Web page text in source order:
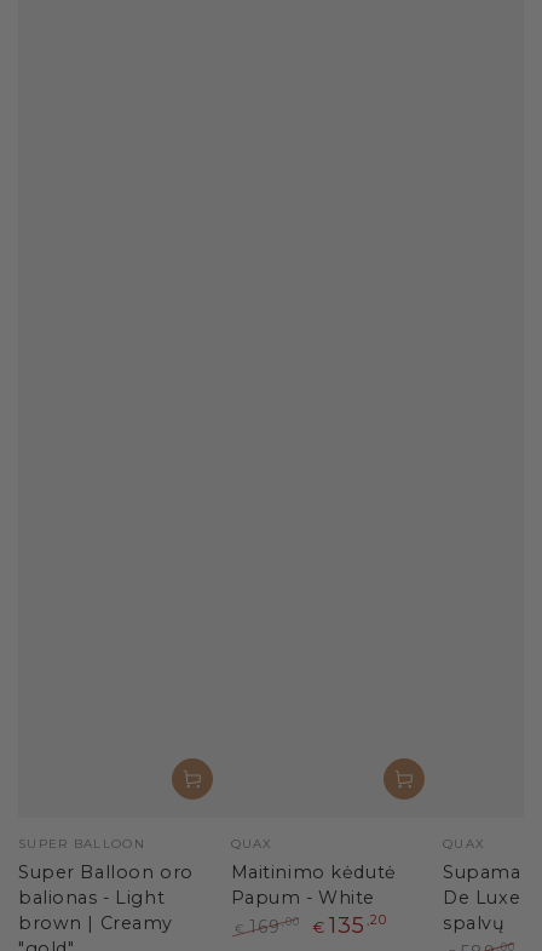
Pardavėjas:
SUPER BALLOON
Super Balloon oro
balionas - Light
brown | Creamy
Pardavėjas:
QUAX
Maitinimo kėdutė
Papum - White
€ 169,00 € 135 ,20
QUAX
Supama
De Luxe
spalvų
,00